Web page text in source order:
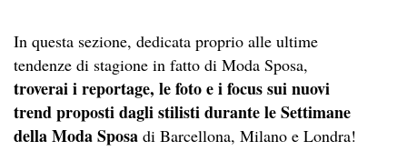
In questa sezione, dedicata proprio alle ultime
tendenze di stagione in fatto di Moda Sposa,
troverai i reportage, le foto e i focus sui nuovi
trend proposti dagli stilisti durante le Settimane
della Moda Sposa di Barcellona, Milano e Londra!